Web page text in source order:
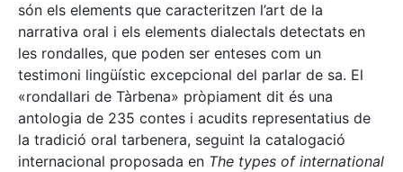
són els elements que caracteritzen l’art de la
narrativa oral i els elements dialectals detectats en
les rondalles, que poden ser enteses com un
testimoni lingüístic excepcional del parlar de sa. El
«rondallari de Tàrbena» pròpiament dit és una
antologia de 235 contes i acudits representatius de
la tradició oral tarbenera, seguint la catalogació
internacional proposada en The types of international